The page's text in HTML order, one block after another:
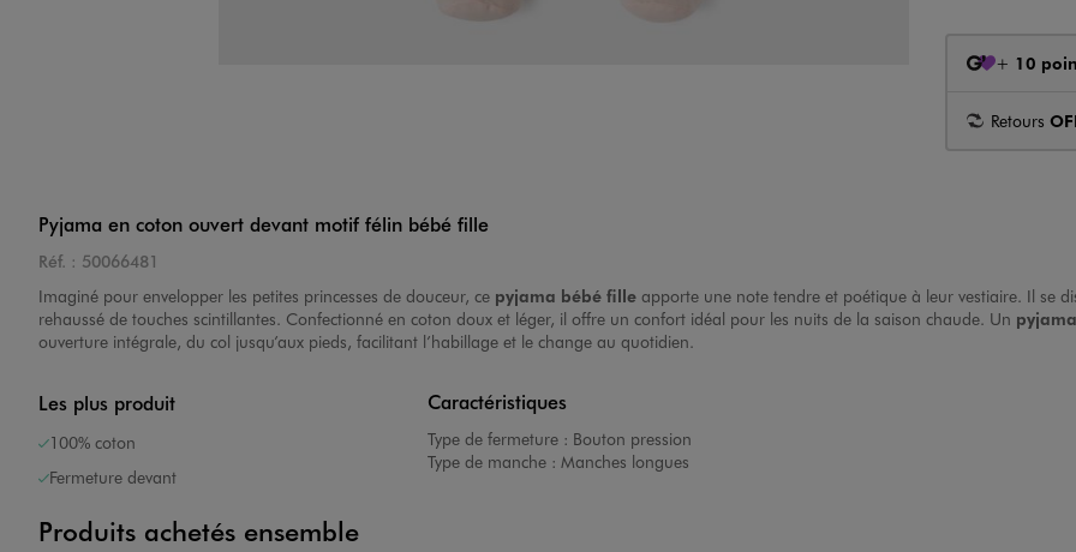
+ 10
Retours
Pyjama en coton ouvert devant motif félin bébé fille
Réf. : 50066481
Imaginé pour envelopper les petites princesses de douceur, ce pyjama bébé fille apporte une note tendre et poétique à leur vestiaire. Il se
rehaussé de touches scintillantes. Confectionné en coton doux et léger, il offre un confort idéal pour les nuits de la saison chaude. Un
ouverture intégrale, du col jusqu’aux pieds, facilitant l’habillage et le change au quotidien.
Les plus produit
100% coton
Fermeture devant
Caractéristiques
Type de fermeture : Bouton pression
Type de manche : Manches longues
Produits achetés ensemble